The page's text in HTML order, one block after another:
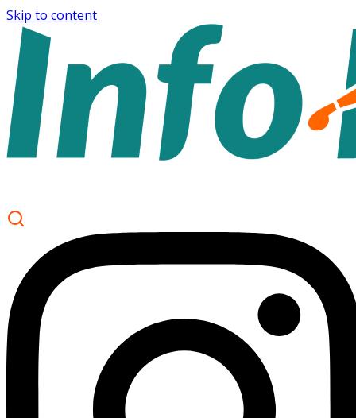
Skip to content